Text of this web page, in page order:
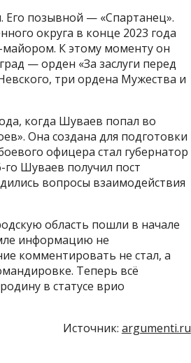
Его позывной — «Спартанец».
округа в конце 2023 года
майором. К этому моменту он
— орден «За заслуги перед
три ордена Мужества и
когда Шуваев попал во
Она создана для подготовки
офицера стал губернатор
го Шуваев получил пост
вопросы взаимодействия
область пошли в начале
информацию не
комментировать не стал, а
Теперь всё
в статусе врио
Источник: argumenti.ru